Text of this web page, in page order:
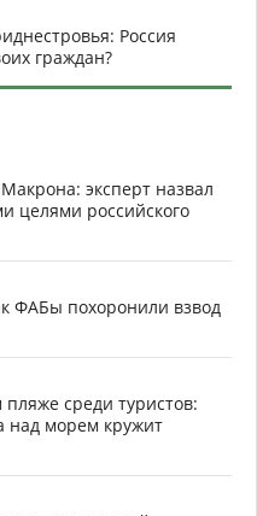
Россия
граждан?
эксперт назвал
целями российского
ФАБы похоронили взвод
среди туристов:
над морем кружит